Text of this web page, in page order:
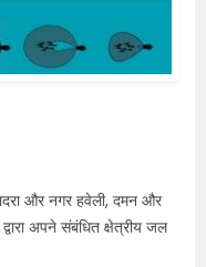
और नगर हवेली, दमन और
अपने संबंधित क्षेत्रीय जल